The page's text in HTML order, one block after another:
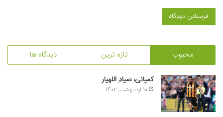
محبوب تازه ترین دیدگاه ها
کمپانی، صیادِ اللهیار
10 اردیبهشت, 1402